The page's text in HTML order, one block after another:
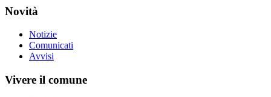
Novità
Notizie
Comunicati
Avvisi
Vivere il comune